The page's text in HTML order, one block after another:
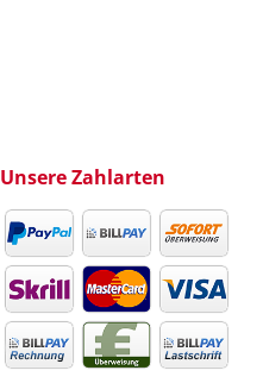
Unsere Zahlarten